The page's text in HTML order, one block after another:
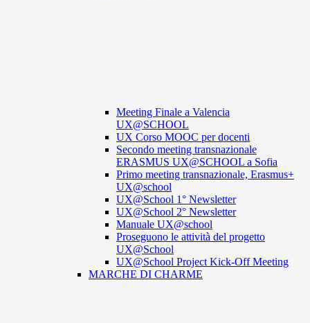
Meeting Finale a Valencia
UX@SCHOOL
UX Corso MOOC per docenti
Secondo meeting transnazionale
ERASMUS UX@SCHOOL a Sofia
Primo meeting transnazionale, Erasmus+
UX@school
UX@School 1° Newsletter
UX@School 2° Newsletter
Manuale UX@school
Proseguono le attività del progetto
UX@School
UX@School Project Kick-Off Meeting
MARCHE DI CHARME